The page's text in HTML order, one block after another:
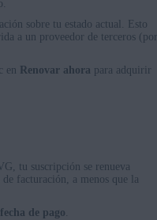
sobre tu estado actual. Esto
a un proveedor de terceros (por
en Renovar ahora para adquirir
tu suscripción se renueva
facturación, a menos que la
de pago.